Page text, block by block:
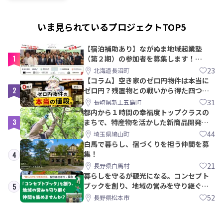
いま見られているプロジェクトTOP5
1
【宿泊補助あり】ながぬま地域起業塾
（第２期）の参加者を募集します！
【8/21〆】
北海道長沼町 23
2
【コラム】空き家のゼロ円物件は本当に
ゼロ円？残置物との戦いから得た四つの
教訓｜新上五島町
長崎県新上五島町 31
3
都内から１時間の幸福度トップクラスの
まちで、特産物を活かした新商品開発＆
PRメンバー募集！
埼玉県鳩山町 44
4
白馬で暮らし、宿づくりを担う仲間を募
集！
長野県白馬村 21
5
暮らしを守るが観光になる。コンセプト
ブックを創り、地域の営みを守り継ぐ仲
間を集めませんか？
長野県松本市 52